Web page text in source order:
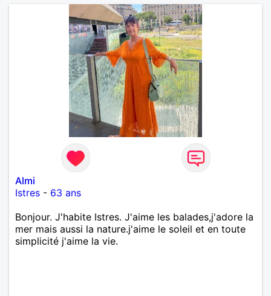
Almi
Istres - 63 ans
Bonjour. J'habite Istres. J'aime les balades,j'adore la
mer mais aussi la nature.j'aime le soleil et en toute
simplicité j'aime la vie.